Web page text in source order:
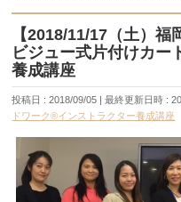
【2018/11/17（土）福
ビジュー式片付けカー
養成講座
投稿日 : 2018/09/05 最終更新日時 :
ドワーク®インストラクター養成講座